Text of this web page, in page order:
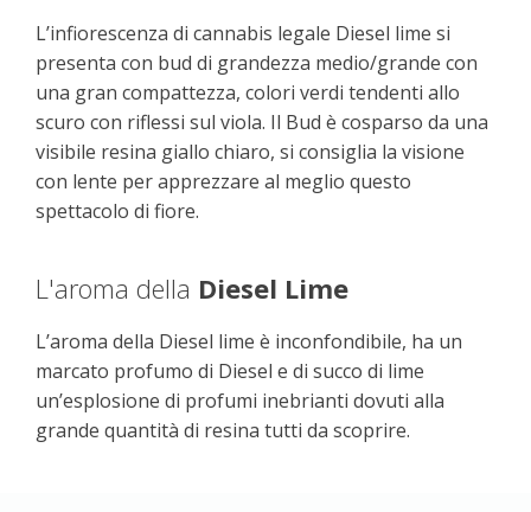
L’infiorescenza di cannabis legale Diesel lime si
presenta con bud di grandezza medio/grande con
una gran compattezza, colori verdi tendenti allo
scuro con riflessi sul viola. Il Bud è cosparso da una
visibile resina giallo chiaro, si consiglia la visione
con lente per apprezzare al meglio questo
spettacolo di fiore.
L'aroma della Diesel Lime
L’aroma della Diesel lime è inconfondibile, ha un
marcato profumo di Diesel e di succo di lime
un’esplosione di profumi inebrianti dovuti alla
grande quantità di resina tutti da scoprire.